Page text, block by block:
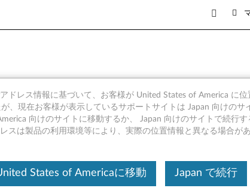
び HD オーディオ ドラ
ドレス情報に基づいて、お客様が United States of America に位
、現在お客様が表示しているサポートサイトは Japan 向けのサ
向けのサイトに移動するか、 Japan 向けのサイトで続行
スは製品の利用環境等により、実際の位置情報と異なる場合があ
States of Americaに移動 Japan で続行